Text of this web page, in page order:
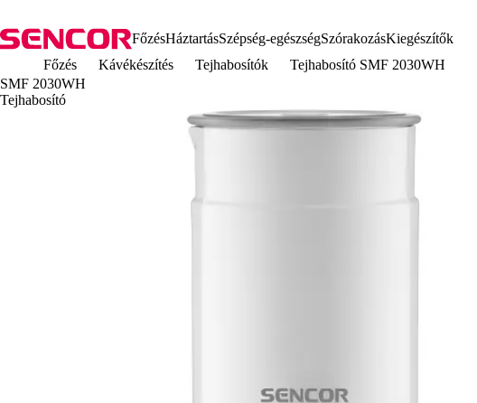
FőzésHáztartásSzépség-egészségSzórakozásKiegészítők
Főzés
Kávékészítés Tejhabosítók
Tejhabosító SMF 2030WH
SMF 2030WH
Tejhabosító